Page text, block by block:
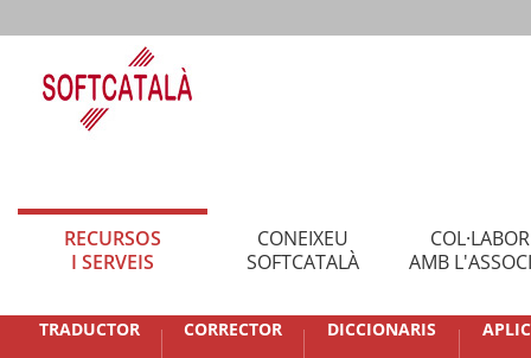
RECURSOS
I SERVEIS
CONEIXEU
SOFTCATALÀ
AMB
TRADUCTOR CORRECTOR DICCIONARIS